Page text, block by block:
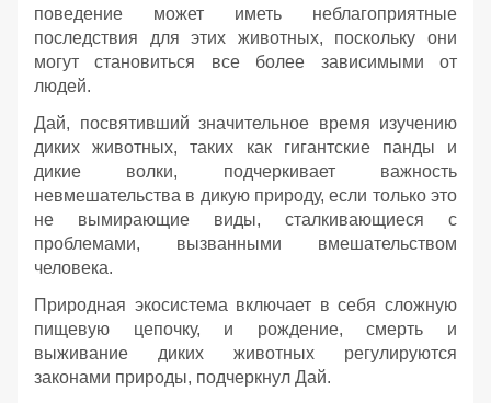
поведение может иметь неблагоприятные
последствия для этих животных, поскольку они
могут становиться все более зависимыми от
людей.
Дай, посвятивший значительное время изучению
диких животных, таких как гигантские панды и
дикие волки, подчеркивает важность
невмешательства в дикую природу, если только это
не вымирающие виды, сталкивающиеся с
проблемами, вызванными вмешательством
человека.
Природная экосистема включает в себя сложную
пищевую цепочку, и рождение, смерть и
выживание диких животных регулируются
законами природы, подчеркнул Дай.